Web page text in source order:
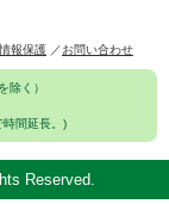
報保護 お問い合わせ
除く）
時間延長。)
Reserved.